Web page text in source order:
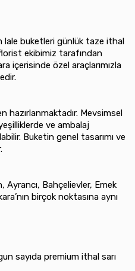
lale buketleri günlük taze ithal
ekibimiz tarafından
içerisinde özel araçlarımızla
hazırlanmaktadır. Mevsimsel
ve ambalaj
Buketin genel tasarımı ve
Ayrancı, Bahçelievler, Emek
birçok noktasına aynı
sayıda premium ithal sarı